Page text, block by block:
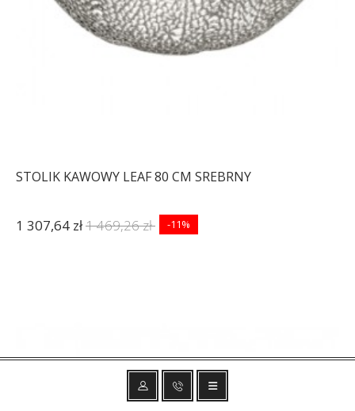
STOLIK KAWOWY LEAF 80 CM SREBRNY
1 307,64 zł1 469,26 zł -11%